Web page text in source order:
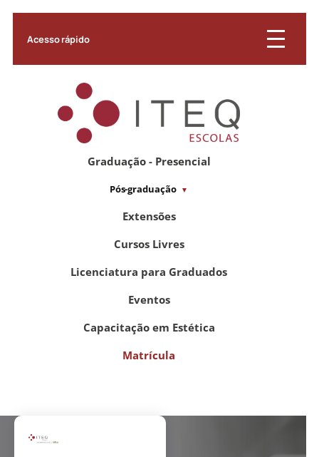
Acesso rápido
Graduação - Presencial
Pós-graduação
Extensões
Cursos Livres
Licenciatura para Graduados
Eventos
Capacitação em Estética
Matrícula